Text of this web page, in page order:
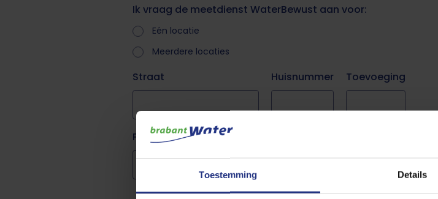
Toestemming Details
Ik vraag de meetdienst WaterBewust aan voor:
Eén locatie
Meerdere locaties
Straat Huisnummer Toevoeging
Postcode